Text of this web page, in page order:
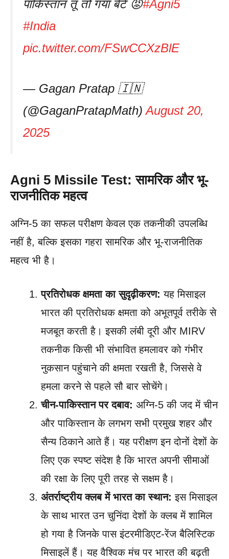
पाकिस्तान तू तो गया बेटे 😡#Agni5
#India
pic.twitter.com/FSwCCXzBlE
— Gagan Pratap 🇮🇳
(@GaganPratapMath)August 20,
2025
Agni 5 Missile Test: सामरिक और भू-
राजनीतिक महत्व
अग्नि-5 का सफल परीक्षण केवल एक तकनीकी उपलब्धि
नहीं है, बल्कि इसका गहरा सामरिक और भू-राजनीतिक
महत्व भी है।
प्रतिरोधक क्षमता का सुदृढ़ीकरण: यह मिसाइल
भारत की प्रतिरोधक क्षमता को अभूतपूर्व तरीके से
मजबूत करती है। इसकी लंबी दूरी और MIRV
तकनीक किसी भी संभावित हमलावर को गंभीर
नुकसान पहुंचाने की क्षमता रखती है, जिससे वे
हमला करने से पहले सौ बार सोचेंगे।
चीन-पाकिस्तान पर दबाव: अग्नि-5 की जद में चीन
और पाकिस्तान के लगभग सभी प्रमुख शहर और
सैन्य ठिकाने आते हैं। यह परीक्षण इन दोनों देशों के
लिए एक स्पष्ट संदेश है कि भारत अपनी सीमाओं
की रक्षा के लिए पूरी तरह से सक्षम है।
अंतर्राष्ट्रीय क्लब में भारत का स्थान: इस मिसाइल
के साथ भारत उन चुनिंदा देशों के क्लब में शामिल
हो गया है जिनके पास इंटरमीडिएट-रेंज बैलिस्टिक
मिसाइलें हैं। यह वैश्विक मंच पर भारत की बढ़ती